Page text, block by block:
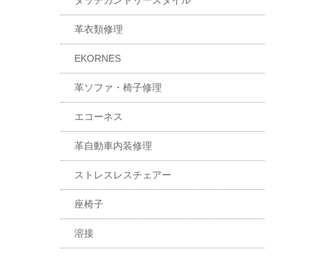
革衣類修理
EKORNES
革ソファ・椅子修理
エコーネス
革自動車内装修理
ストレスレスチェアー
座椅子
溶接